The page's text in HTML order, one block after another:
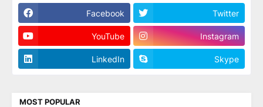
Facebook Twitter
YouTube Instagram
LinkedIn Skype
MOST POPULAR